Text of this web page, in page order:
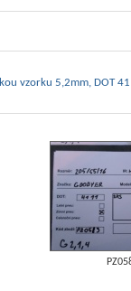
vzorku 5,2mm, DOT